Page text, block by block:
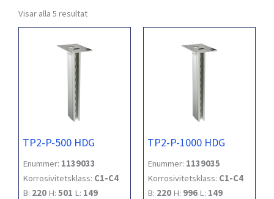
Kontakt
Visar alla 5 resultat
TP2-P-500 HDG
Enummer: 1139033
Korrosivitetsklass: C1-C4
B: 220 H: 501 L: 149
TP2-P-1000 HDG
Enummer: 1139035
Korrosivitetsklass: C1-C4
B: 220 H: 996 L: 149